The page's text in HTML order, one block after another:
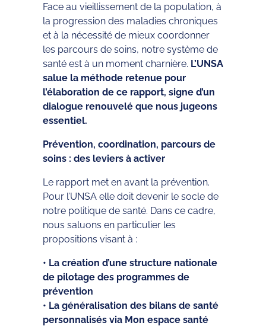
Face au vieillissement de la population, à
la progression des maladies chroniques
et à la nécessité de mieux coordonner
les parcours de soins, notre système de
santé est à un moment charnière. L’UNSA
salue la méthode retenue pour
l’élaboration de ce rapport, signe d’un
dialogue renouvelé que nous jugeons
essentiel.
Prévention, coordination, parcours de
soins : des leviers à activer
Le rapport met en avant la prévention.
Pour l’UNSA elle doit devenir le socle de
notre politique de santé. Dans ce cadre,
nous saluons en particulier les
propositions visant à :
• La création d’une structure nationale
de pilotage des programmes de
prévention
• La généralisation des bilans de santé
personnalisés via Mon espace santé